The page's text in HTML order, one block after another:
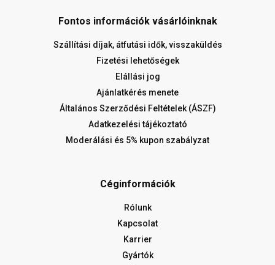
Fontos információk vásárlóinknak
Szállítási díjak, átfutási idők, visszaküldés
Fizetési lehetőségek
Elállási jog
Ajánlatkérés menete
Általános Szerződési Feltételek (ÁSZF)
Adatkezelési tájékoztató
Moderálási és 5% kupon szabályzat
Céginformációk
Rólunk
Kapcsolat
Karrier
Gyártók